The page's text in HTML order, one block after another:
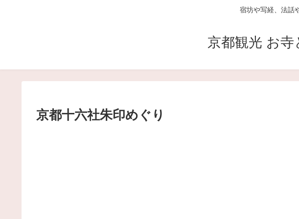
宿坊や写経、法話
京都観光 お
京都十六社朱印めぐり